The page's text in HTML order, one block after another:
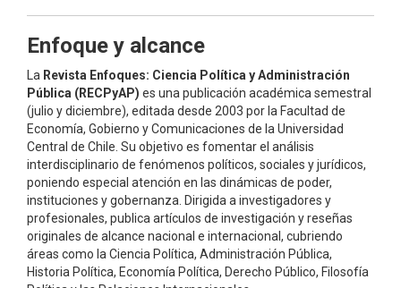
Enfoque y alcance
La Revista Enfoques: Ciencia Política y Administración
Pública (RECPyAP) es una publicación académica semestral
(julio y diciembre), editada desde 2003 por la Facultad de
Economía, Gobierno y Comunicaciones de la Universidad
Central de Chile. Su objetivo es fomentar el análisis
interdisciplinario de fenómenos políticos, sociales y jurídicos,
poniendo especial atención en las dinámicas de poder,
instituciones y gobernanza. Dirigida a investigadores y
profesionales, publica artículos de investigación y reseñas
originales de alcance nacional e internacional, cubriendo
áreas como la Ciencia Política, Administración Pública,
Historia Política, Economía Política, Derecho Público, Filosofía